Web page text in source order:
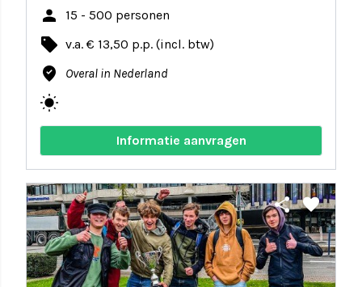
person 15 - 500 personen
local_offer v.a. € 13,50 p.p. (incl. btw)
where_to_vote Overal in Nederland
wb_sunny
Informatie aanvragen
share favorite